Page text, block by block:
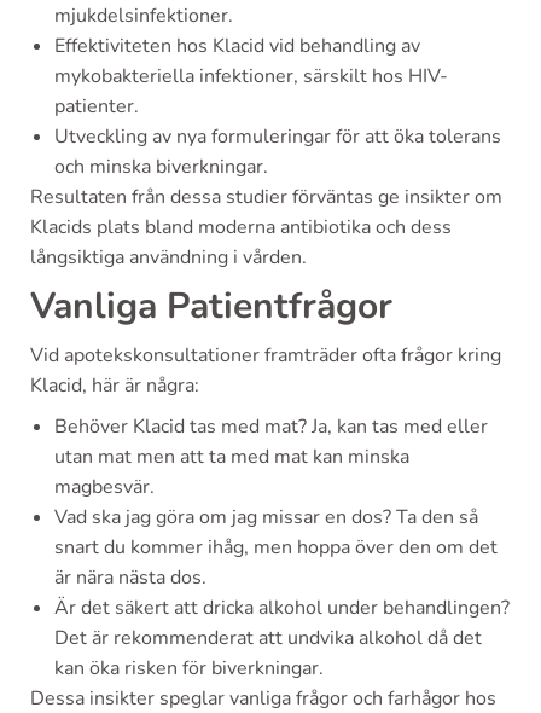
mjukdelsinfektioner.
Effektiviteten hos Klacid vid behandling av
mykobakteriella infektioner, särskilt hos HIV-
patienter.
Utveckling av nya formuleringar för att öka tolerans
och minska biverkningar.
Resultaten från dessa studier förväntas ge insikter om
Klacids plats bland moderna antibiotika och dess
långsiktiga användning i vården.
Vanliga Patientfrågor
Vid apotekskonsultationer framträder ofta frågor kring
Klacid, här är några:
Behöver Klacid tas med mat? Ja, kan tas med eller
utan mat men att ta med mat kan minska
magbesvär.
Vad ska jag göra om jag missar en dos? Ta den så
snart du kommer ihåg, men hoppa över den om det
är nära nästa dos.
Är det säkert att dricka alkohol under behandlingen?
Det är rekommenderat att undvika alkohol då det
kan öka risken för biverkningar.
Dessa insikter speglar vanliga frågor och farhågor hos